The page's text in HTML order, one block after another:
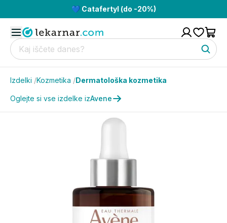
💙 Catafertyl (do -20%)
Izdelki /Kozmetika /Dermatološka kozmetika
Oglejte si vse izdelke izAvene